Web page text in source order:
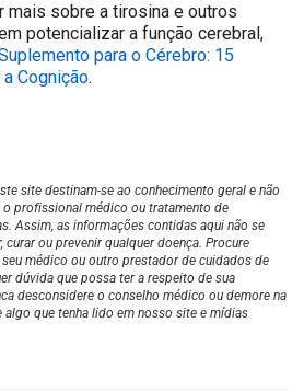
mais sobre a tirosina e outros
potencializar a função cerebral,
para o Cérebro: 15
Cognição.
site destinam-se ao conhecimento geral e não
profissional médico ou tratamento de
Assim, as informações contidas aqui não se
ou prevenir qualquer doença. Procure
médico ou outro prestador de cuidados de
dúvida que possa ter a respeito de sua
desconsidere o conselho médico ou demore na
algo que tenha lido em nosso site e mídias